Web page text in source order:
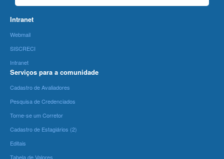
Intranet
Webmail
SISCRECI
Intranet
Serviços para a comunidade
Cadastro de Avaliadores
Pesquisa de Credenciados
Torne-se um Corretor
Cadastro de Estagiários (2)
Editais
Tabela de Valores